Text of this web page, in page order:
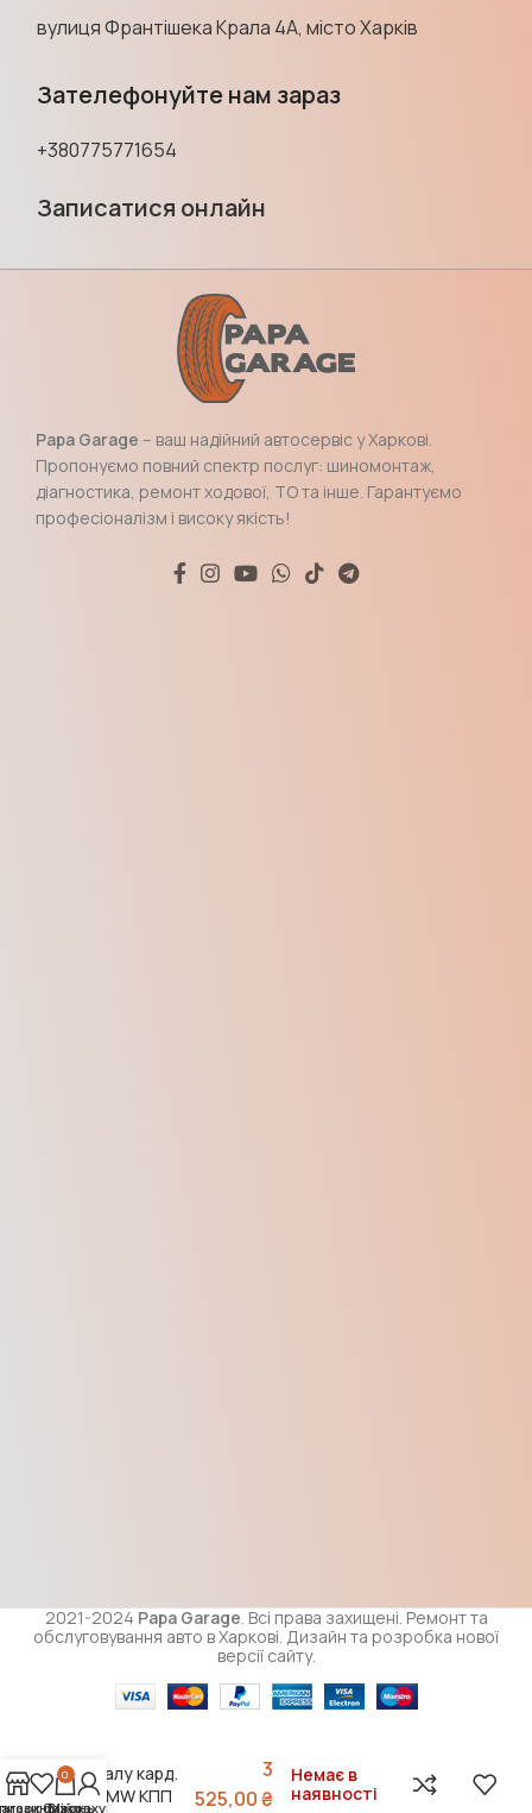
вулиця Франтішека Крала 4А, місто Харків
Зателефонуйте нам зараз
+380775771654
Записатися онлайн
Papa Garage – ваш надійний автосервіс у Харкові.
Пропонуємо повний спектр послуг: шиномонтаж,
діагностика, ремонт ходової, ТО та інше. Гарантуємо
професіоналізм і високу якість!
2021-2024 Papa Garage. Всі права захищені. Ремонт та
обслуговування авто в Харкові. Дизайн та розробка нової
версії сайту.
валу кард.
BMW КПП
3
525,00₴
Немає в
наявності
бажань
0
Візок
Мій рахунок